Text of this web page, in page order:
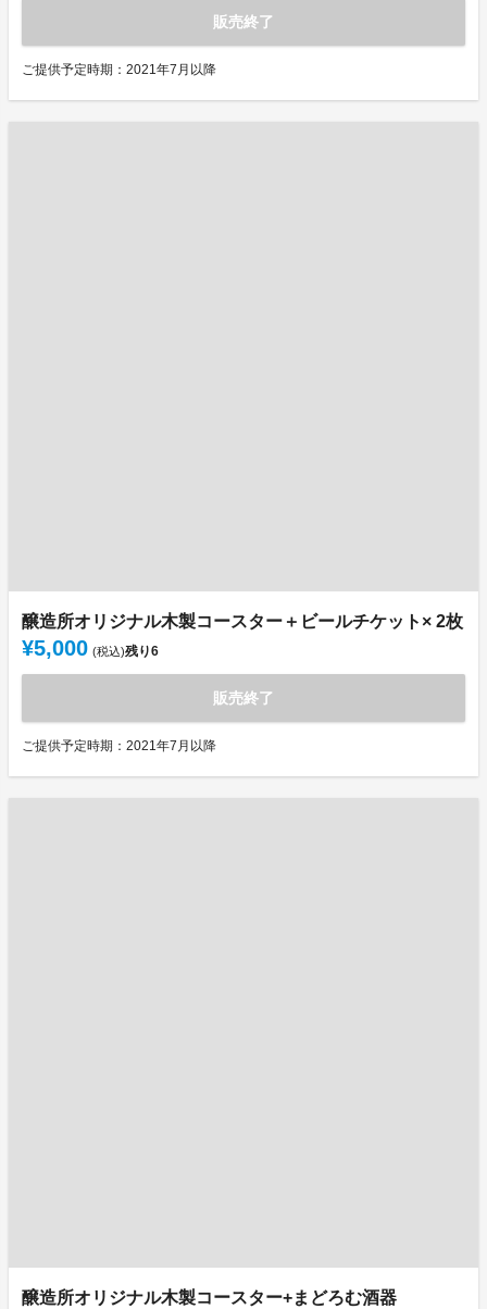
販売終了
ご提供予定時期：2021年7月以降
醸造所オリジナル木製コースター＋ビールチケット× 2枚
¥5,000 (税込)残り6
販売終了
ご提供予定時期：2021年7月以降
醸造所オリジナル木製コースター+まどろむ酒器